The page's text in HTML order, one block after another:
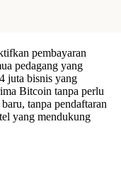
pembayaran
pedagang yang
juta bisnis yang
Bitcoin tanpa perlu
tanpa pendaftaran
yang mendukung